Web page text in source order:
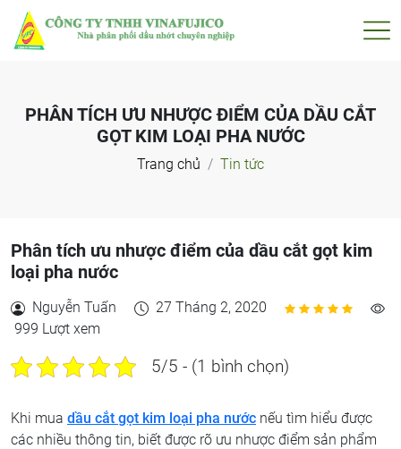
PHÂN TÍCH ƯU NHƯỢC ĐIỂM CỦA DẦU CẮT
GỌT KIM LOẠI PHA NƯỚC
Trang chủ Tin tức
Phân tích ưu nhược điểm của dầu cắt gọt kim
loại pha nước
Nguyễn Tuấn
27 Tháng 2, 2020
999 Lượt xem
5/5 - (1 bình chọn)
Khi mua dầu cắt gọt kim loại pha nước nếu tìm hiểu được
các nhiều thông tin, biết được rõ ưu nhược điểm sản phẩm